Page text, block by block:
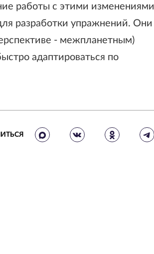
работы с этими изменениями
разработки упражнений. Они
- межпланетным)
адаптироваться по